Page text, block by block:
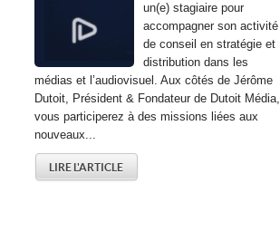
un(e) stagiaire pour
accompagner son activité
de conseil en stratégie et
distribution dans les
médias et l’audiovisuel. Aux côtés de Jérôme
Dutoit, Président & Fondateur de Dutoit Média,
vous participerez à des missions liées aux
nouveaux...
LIRE L'ARTICLE